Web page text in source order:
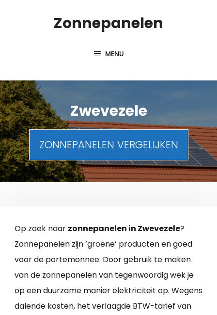
Zonnepanelen
MENU
Zwevezele
ZONNEPANELEN VERGELIJKEN
Op zoek naar zonnepanelen in Zwevezele?
Zonnepanelen zijn ‘groene’ producten en goed
voor de portemonnee. Door gebruik te maken
van de zonnepanelen van tegenwoordig wek je
op een duurzame manier elektriciteit op. Wegens
dalende kosten, het verlaagde BTW-tarief van